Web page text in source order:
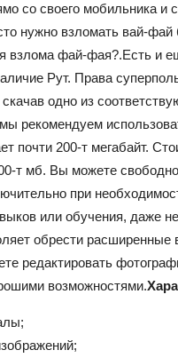
со своего мобильника и
нужно взломать вай-
взлома фай-фая?.Есть и
Рут. Права
одно из
рекомендуем
почти 200-т мегабайт.
т мб. Вы можете
при
или обучения, даже
обрести
редактировать
возможностями.